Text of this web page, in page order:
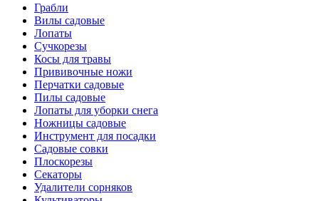
Грабли
Вилы садовые
Лопаты
Сучкорезы
Косы для травы
Прививочные ножи
Перчатки садовые
Пилы садовые
Лопаты для уборки снега
Ножницы садовые
Инструмент для посадки
Садовые совки
Плоскорезы
Секаторы
Удалители сорняков